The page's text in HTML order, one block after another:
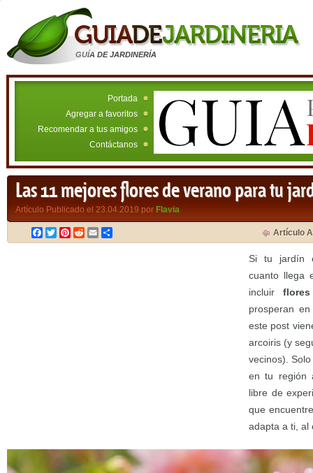
GUÍA DE JARDINERÍA
Portada
Agregar a favoritos
Recomendar a tus amigos
Contáctanos
Las 11 mejores flores de verano para tu
Artículo Publicado el 23.04.2019 por Flavia
Facebook
TwitterPinterest
RedditEmail Artículo
Si tu jardín
cuanto llega
incluir
prosperan
este post
arcoiris (y
vecinos).
en tu región
libre de
que
adapta a ti, al